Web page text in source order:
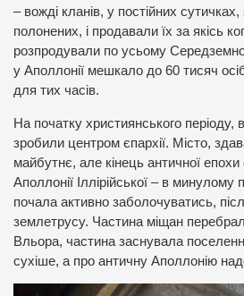
– вожді кланів, у постійних
полонених, і продавали їх за якісь
розпродували по усьому
у Аполлонії мешкало до 60 тисяч
для тих часів.
На початку християнського періоду,
зробили центром єпархії. Місто,
майбутнє, але кінець античної епохи
Аполлонії Іллірійської – в минулому
почала активно заболочуватись,
землетрусу. Частина міщан
Вльора, частина заснувала
сухіше, а про античну Аполлонію